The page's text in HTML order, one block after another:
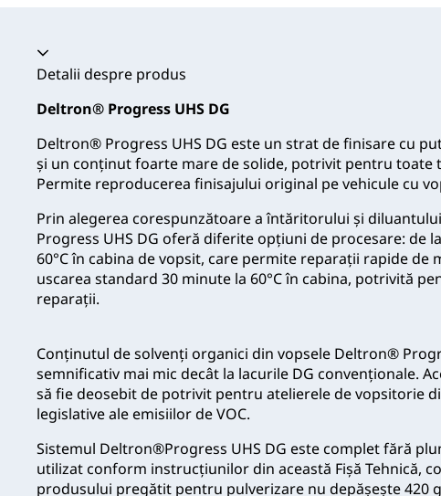
Acordeon prăbușit
Detalii despre produs
Deltron® Progress UHS DG
Deltron® Progress UHS DG este un strat de finisare cu
și un conținut foarte mare de solide, potrivit pentru toate
Permite reproducerea finisajului original pe vehicule cu
Prin alegerea corespunzătoare a întăritorului și
Progress UHS DG oferă diferite opțiuni de procesare: de
60°C în cabina de vopsit, care permite reparații rapide de
uscarea standard 30 minute la 60°C în cabina, potrivită
reparații.
Conținutul de solvenți organici din vopsele Deltron®
semnificativ mai mic decât la lacurile DG convenționale.
să fie deosebit de potrivit pentru atelierele de vopsitorie
legislative ale emisiilor de VOC.
Sistemul Deltron®Progress UHS DG este complet fără
utilizat conform instrucțiunilor din această Fișă Tehnică,
produsului pregătit pentru pulverizare nu depășește 420